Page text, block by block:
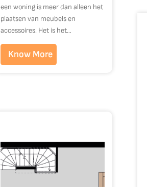
een woning is meer dan alleen het
plaatsen van meubels en
accessoires. Het is het…
Know More